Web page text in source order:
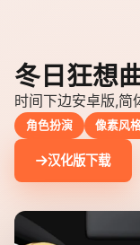
冬日狂想
时间下边安卓版,简
角色扮演 像素风
汉化版下载